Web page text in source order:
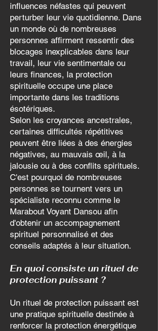
influences néfastes qui peuvent
perturber leur vie quotidienne. Dans
un monde où de nombreuses
personnes affirment ressentir des
blocages inexplicables dans leur
travail, leur vie sentimentale ou
leurs finances, la protection
spirituelle occupe une place
importante dans les traditions
ésotériques.
Selon les croyances ancestrales,
certaines difficultés répétitives
peuvent être liées à des énergies
négatives, au mauvais œil, à la
jalousie ou à des conflits spirituels.
C'est pourquoi de nombreuses
personnes se tournent vers un
spécialiste reconnu comme le
Marabout Voyant Dansou afin
d'obtenir un accompagnement
spirituel personnalisé et des
conseils adaptés à leur situation.
En quoi consiste un rituel de
protection puissant ?
Un rituel de protection puissant est
une pratique spirituelle destinée à
renforcer la protection énergétique